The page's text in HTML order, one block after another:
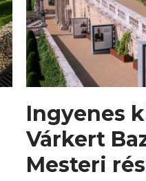
Ingyenes
Várkert
Mesteri